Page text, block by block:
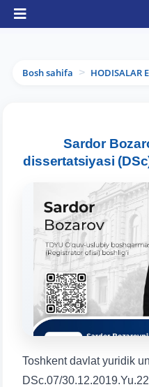
Bosh sahifa > HODISALAR
Sardor
dissertatsiyasi
Toshkent davlat yuridik
DSc.07/
Onlayn
Assalomu alaykum! TDYU
chatiga xush kelibsiz.
Qabul bo'yicha
chatda qoldiring.
Mavzuni tanlang — keyin
savollar chiqadi:
5. To'lov-kontrakt (2)